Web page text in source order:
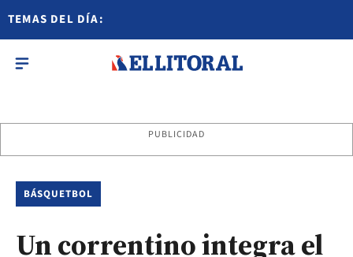
TEMAS DEL DÍA:
PUBLICIDAD
BÁSQUETBOL
Un correntino integra el